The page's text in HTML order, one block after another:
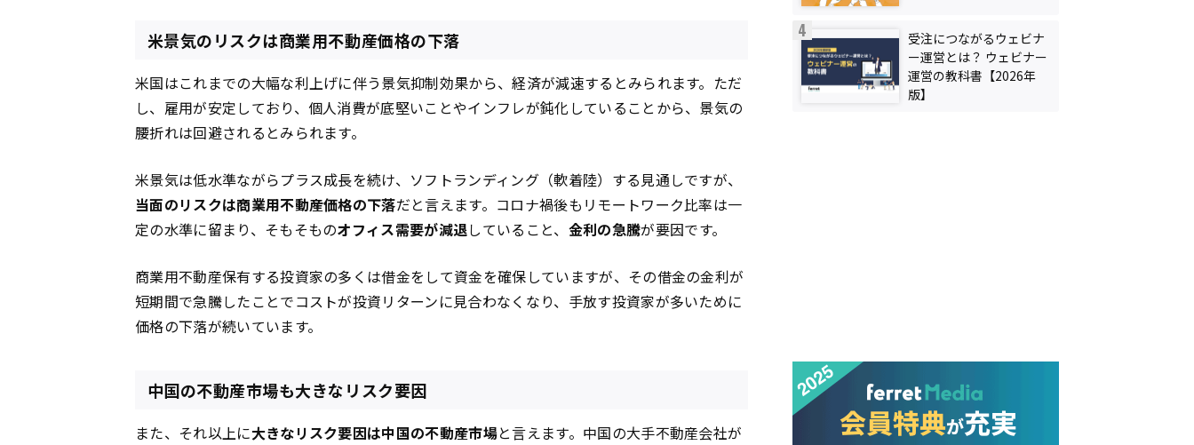
米景気のリスクは商業用不動産価格の下落
米国はこれまでの大幅な利上げに伴う景気抑制効果から、経済が減速するとみられます。ただ
し、雇用が安定しており、個人消費が底堅いことやインフレが鈍化していることから、景気の
腰折れは回避されるとみられます。
米景気は低水準ながらプラス成長を続け、ソフトランディング（軟着陸）する見通しですが、
当面のリスクは商業用不動産価格の下落だと言えます。コロナ禍後もリモートワーク比率は一
定の水準に留まり、そもそものオフィス需要が減退していること、 金利の急騰が要因です。
商業用不動産保有する投資家の多くは借金をして資金を確保していますが、その借金の金利が
短期間で急騰したことでコストが投資リターンに見合わなくなり、手放す投資家が多いために
価格の下落が続いています。
中国の不動産市場も大きなリスク要因
また、それ以上に大きなリスク要因は中国の不動産市場と言えます。中国の大手不動産会社が
受注につながるウェビナ
ー運営とは？ ウェビナー
運営の教科書【2026年
版】